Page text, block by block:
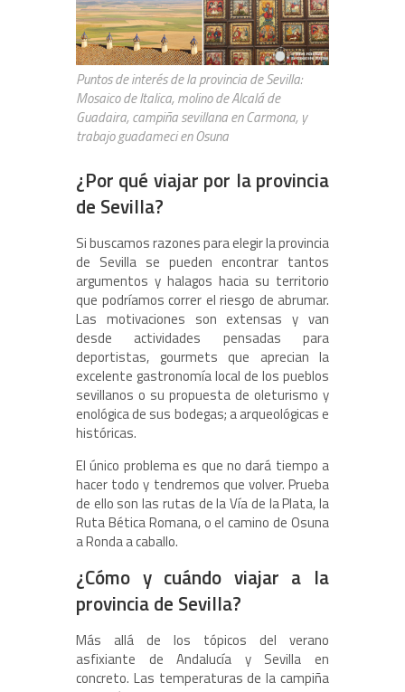
Puntos de interés de la provincia de Sevilla:
Mosaico de Italica, molino de Alcalá de
Guadaira, campiña sevillana en Carmona, y
trabajo guadameci en Osuna
¿Por qué viajar por la provincia
de Sevilla?
Si buscamos razones para elegir la provincia
de Sevilla se pueden encontrar tantos
argumentos y halagos hacia su territorio
que podríamos correr el riesgo de abrumar.
Las motivaciones son extensas y van
desde actividades pensadas para
deportistas, gourmets que aprecian la
excelente gastronomía local de los pueblos
sevillanos o su propuesta de oleturismo y
enológica de sus bodegas; a arqueológicas e
históricas.
El único problema es que no dará tiempo a
hacer todo y tendremos que volver. Prueba
de ello son las rutas de la Vía de la Plata, la
Ruta Bética Romana, o el camino de Osuna
a Ronda a caballo.
¿Cómo y cuándo viajar a la
provincia de Sevilla?
Más allá de los tópicos del verano
asfixiante de Andalucía y Sevilla en
concreto. Las temperaturas de la campiña